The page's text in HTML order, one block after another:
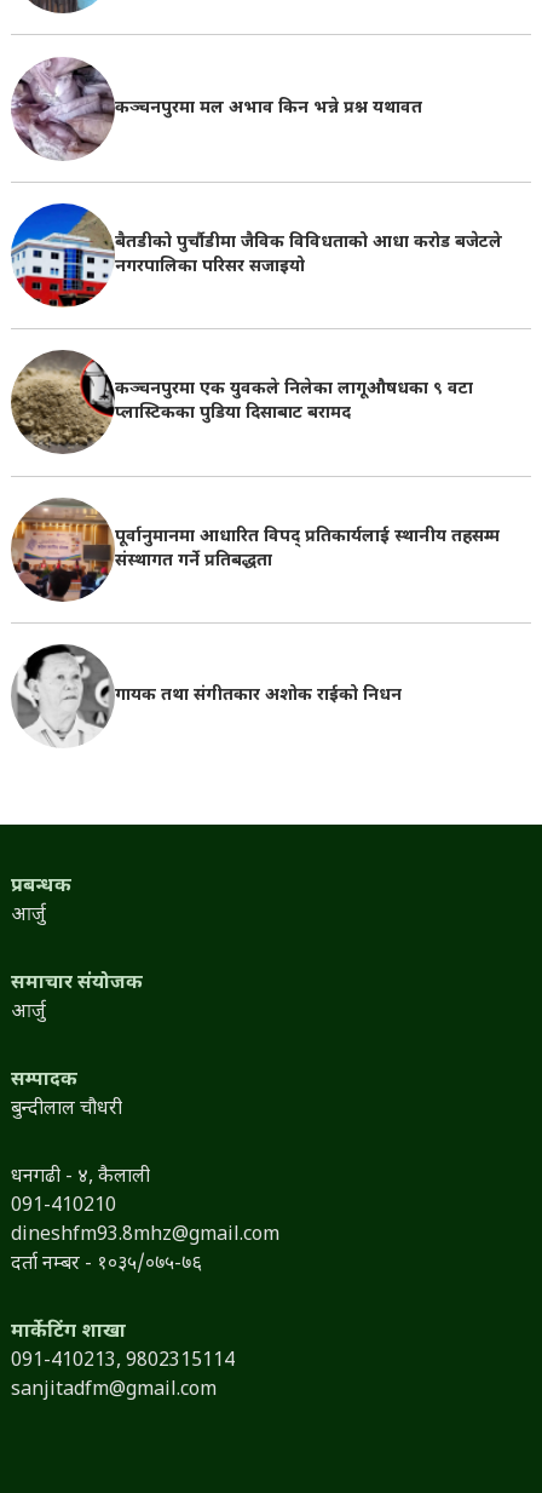
कञ्चनपुरमा मल अभाव किन भन्ने प्रश्न यथावत
बैतडीको पुर्चौडीमा जैविक विविधताको आधा करोड बजेटले
नगरपालिका परिसर सजाइयो
कञ्चनपुरमा एक युवकले निलेका लागूऔषधका ९ वटा
प्लास्टिकका पुडिया दिसाबाट बरामद
पूर्वानुमानमा आधारित विपद् प्रतिकार्यलाई स्थानीय तहसम्म
संस्थागत गर्ने प्रतिबद्धता
गायक तथा संगीतकार अशोक राईको निधन
प्रबन्धक
आर्जु
समाचार संयोजक
आर्जु
सम्पादक
बुन्दीलाल चौधरी
धनगढी - ४, कैलाली
091-410210
dineshfm93.8mhz@gmail.com
दर्ता नम्बर - १०३५/०७५-७६
मार्केटिंग शाखा
091-410213, 9802315114
sanjitadfm@gmail.com